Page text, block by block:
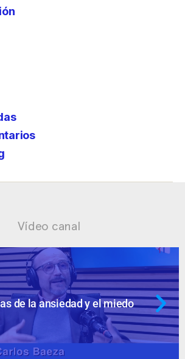
Vídeo canal
Ansiedad: supuestos cuestionables